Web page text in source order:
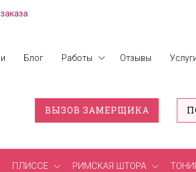
Блог Работы Отзывы
ВЫЗОВ ЗАМЕРЩИКА
ПЛИССЕ РИМСКАЯ ШТОРА